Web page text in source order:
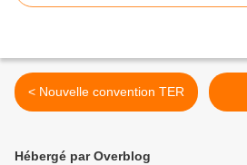
< Nouvelle convention TER
Hébergé par Overblog